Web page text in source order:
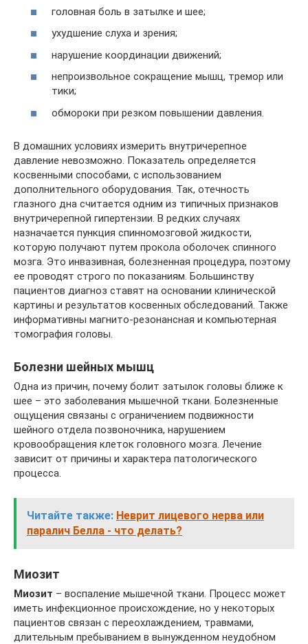
головная боль в затылке и шее;
ухудшение слуха и зрения;
нарушение координации движений;
непроизвольное сокращение мышц, тремор или
тики;
обмороки при резком повышении давления.
В домашних условиях измерить внутричерепное
давление невозможно. Показатель определяется
косвенными способами, с использованием
дополнительного оборудования. Так, отечность
глазного дна считается одним из типичных признаков
внутричерепной гипертензии. В редких случаях
назначается пункция спинномозговой жидкости,
которую получают путем прокола оболочек спинного
мозга. Это инвазивная, болезненная процедура, поэтому
ее проводят строго по показаниям. Большинству
пациентов диагноз ставят на основании клинической
картины и результатов косвенных обследований. Также
информативны магнито-резонансная и компьютерная
томография головы.
Болезни шейных мышц
Одна из причин, почему болит затылок головы ближе к
шее – это заболевания мышечной ткани. Болезненные
ощущения связаны с ограничением подвижности
шейного отдела позвоночника, нарушением
кровообращения клеток головного мозга. Лечение
зависит от причины и характера патологического
процесса.
Читайте также: Неврит лицевого нерва или
паралич Белла - что делать?
Миозит
Миозит – воспаление мышечной ткани. Процесс может
иметь инфекционное происхождение, но у некоторых
пациентов связан с переохлаждением, травмами,
длительным пребыванием в вынужденном неудобном